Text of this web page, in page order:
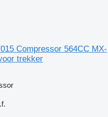
Compressor 564CC MX-
trekker